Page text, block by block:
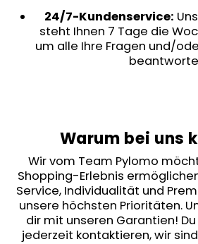
24/7-Kundenservice:
steht Ihnen 7 Tage die
um alle Ihre Fragen und/
Warum bei uns
Wir vom Team Pylomo
Shopping-Erlebnis
Service, Individualität und
unsere höchsten Prioritäten.
dir mit unseren Garantien!
jederzeit kontaktieren, wir